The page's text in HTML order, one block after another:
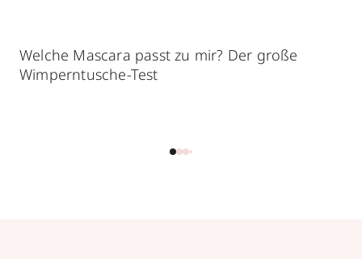
Welche Mascara passt zu mir? Der große
Wimperntusche-Test